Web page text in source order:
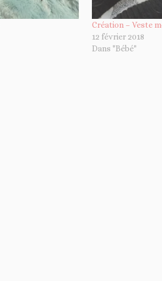
Création – Veste
12 février 2018
Dans "Bébé"